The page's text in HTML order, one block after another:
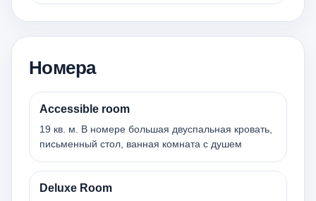
Номера
Accessible room
19 кв. м. В номере большая двуспальная кровать,
письменный стол, ванная комната с душем
Deluxe Room